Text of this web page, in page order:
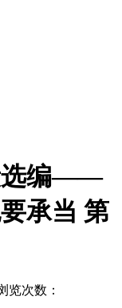
选编——
承当 第
览次数：